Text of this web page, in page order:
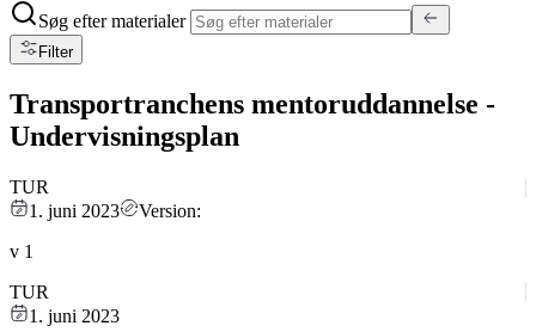
Søg efter materialer
Filter
Transportranchens mentoruddannelse -
Undervisningsplan
TUR
1. juni 2023
Version:
v 1
TUR
1. juni 2023